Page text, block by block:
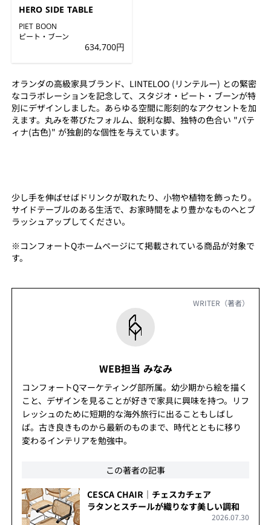
HERO SIDE TABLE
PIET BOON
ピート・ブーン
634,700円
オランダの高級家具ブランド、LINTELOO (リンテルー) との緊密
なコラボレーションを記念して、スタジオ・ピート・ブーンが特
別にデザインしました。あらゆる空間に彫刻的なアクセントを加
えます。丸みを帯びたフォルム、鋭利な脚、独特の色合い "パテ
ィナ(古⾊)" が独創的な個性を与えています。
少し手を伸ばせばドリンクが取れたり、小物や植物を飾ったり。
サイドテーブルのある生活で、お家時間をより豊かなものへとブ
ラッシュアップしてください。
※コンフォートQホームページにて掲載されている商品が対象で
す。
WRITER（著者）
WEB担当 みなみ
コンフォートQマーケティング部所属。幼少期から絵を描く
こと、デザインを見ることが好きで家具に興味を持つ。リフ
レッシュのために短期的な海外旅行に出ることもしばし
ば。古き良きものから最新のものまで、時代とともに移り
変わるインテリアを勉強中。
この著者の記事
CESCA CHAIR｜チェスカチェア
ラタンとスチールが織りなす美しい調和
2026.07.30